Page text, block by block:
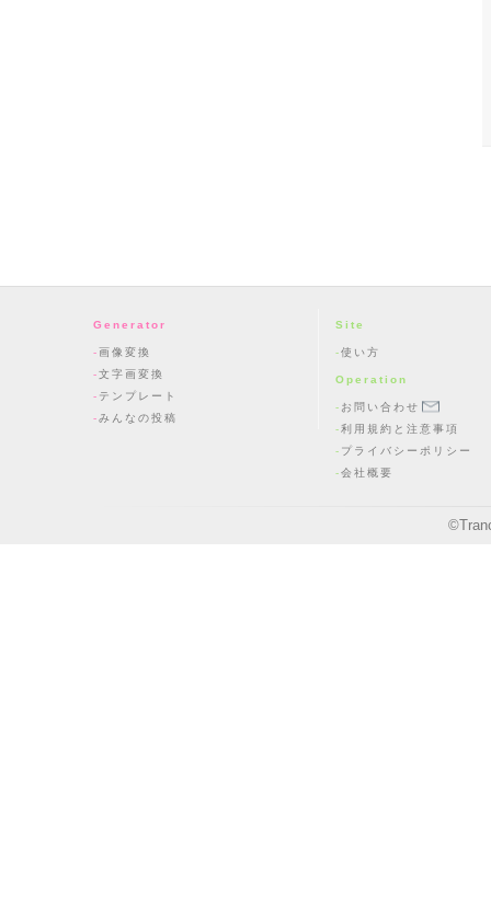
Generator
画像変換
文字画変換
テンプレート
みんなの投稿
Site
使い方
Operation
お問い合わせ
利用規約と注意事項
プライバシーポリシー
会社概要
©